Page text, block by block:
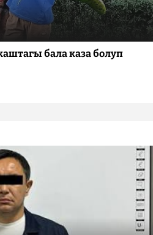
бала каза болуп